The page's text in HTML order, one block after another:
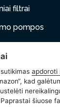
filtrai
pompos
produktai
apdoroti
kad
šiuose